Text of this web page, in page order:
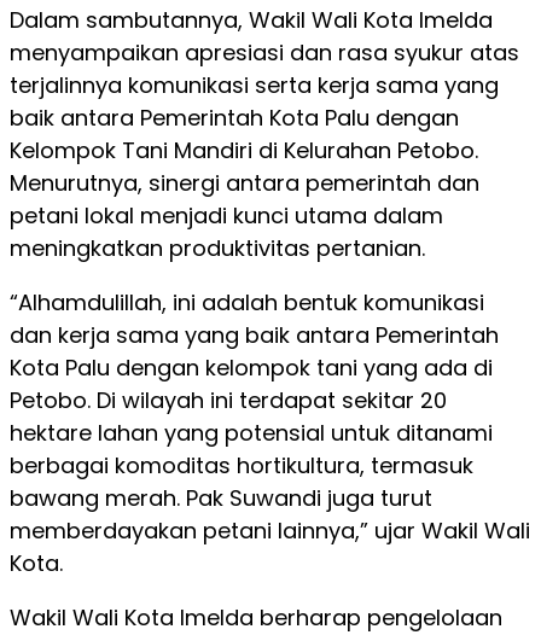
Dalam sambutannya, Wakil Wali Kota Imelda
menyampaikan apresiasi dan rasa syukur atas
terjalinnya komunikasi serta kerja sama yang
baik antara Pemerintah Kota Palu dengan
Kelompok Tani Mandiri di Kelurahan Petobo.
Menurutnya, sinergi antara pemerintah dan
petani lokal menjadi kunci utama dalam
meningkatkan produktivitas pertanian.
“Alhamdulillah, ini adalah bentuk komunikasi
dan kerja sama yang baik antara Pemerintah
Kota Palu dengan kelompok tani yang ada di
Petobo. Di wilayah ini terdapat sekitar 20
hektare lahan yang potensial untuk ditanami
berbagai komoditas hortikultura, termasuk
bawang merah. Pak Suwandi juga turut
memberdayakan petani lainnya,” ujar Wakil Wali
Kota.
Wakil Wali Kota Imelda berharap pengelolaan